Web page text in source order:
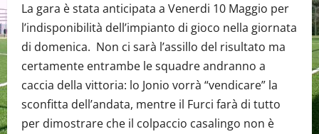
La gara è stata anticipata a Venerdi 10 Maggio per
l’indisponibilità dell’impianto di gioco nella giornata
di domenica. Non ci sarà l’assillo del risultato ma
certamente entrambe le squadre andranno a
caccia della vittoria: lo Jonio vorrà “vendicare” la
sconfitta dell’andata, mentre il Furci farà di tutto
per dimostrare che il colpaccio casalingo non è